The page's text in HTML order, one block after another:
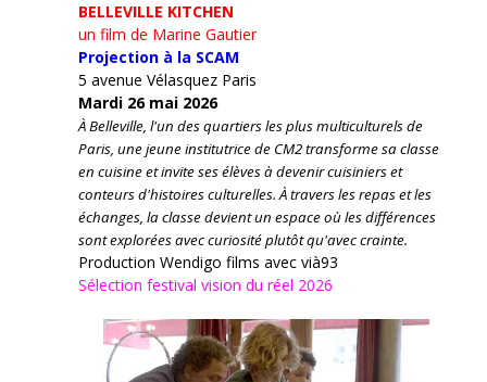
BELLEVILLE KITCHEN
un film de Marine Gautier
Projection à la SCAM
5 avenue Vélasquez Paris
Mardi 26 mai 2026
À Belleville, l'un des quartiers les plus multiculturels de
Paris, une jeune institutrice de CM2 transforme sa classe
en cuisine et invite ses élèves à devenir cuisiniers et
conteurs d'histoires culturelles.À travers les repas et les
échanges, la classe devient un espace où les différences
sont explorées avec curiosité plutôt qu'avec crainte.
Production Wendigo films avec vià93
Sélection festival vision du réel 2026